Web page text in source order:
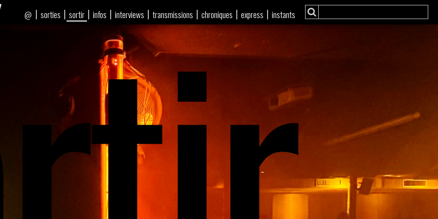
| sorties | sortir | infos | interviews | transmissions | chroniques | express | instants
@